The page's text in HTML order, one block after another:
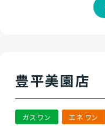
豊平美園店
ガスワン エネワン